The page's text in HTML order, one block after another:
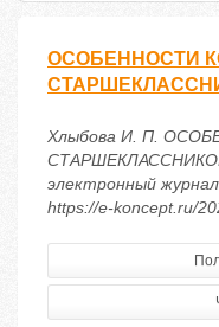
ОСОБЕННОСТИ
Хлыбова И. П.
электронный
https://e-koncept.ru/